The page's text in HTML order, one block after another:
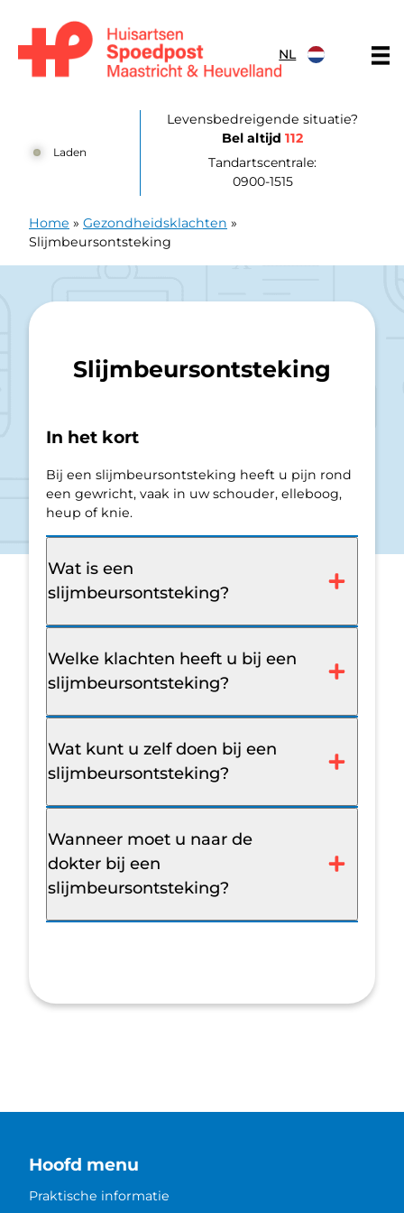
NL
Laden
Levensbedreigende situatie?
Bel altijd112
Tandartscentrale:
0900-1515
Home » Gezondheidsklachten »
Slijmbeursontsteking
Slijmbeursontsteking
In het kort
Bij een slijmbeursontsteking heeft u pijn rond
een gewricht, vaak in uw schouder, elleboog,
heup of knie.
Wat is een
slijmbeursontsteking?
Welke klachten heeft u bij een
slijmbeursontsteking?
Wat kunt u zelf doen bij een
slijmbeursontsteking?
Wanneer moet u naar de
dokter bij een
slijmbeursontsteking?
Hoofd menu
Praktische informatie